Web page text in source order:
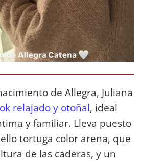
de Allegra, Juliana
relajado y otoñal, ideal
y familiar. Lleva puesto
tortuga color arena, que
de las caderas, y un